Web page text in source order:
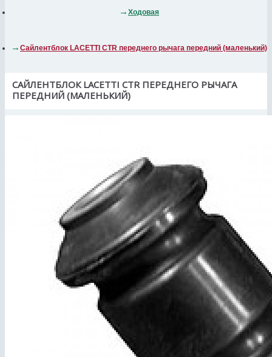
Ходовая
Сайлентблок LACETTI CTR переднего рычага передний (маленький)
САЙЛЕНТБЛОК LACETTI CTR ПЕРЕДНЕГО РЫЧАГА
ПЕРЕДНИЙ (МАЛЕНЬКИЙ)